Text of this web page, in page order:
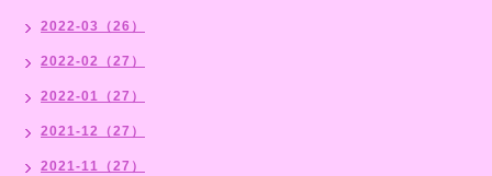
2022-03（26）
2022-02（27）
2022-01（27）
2021-12（27）
2021-11（27）